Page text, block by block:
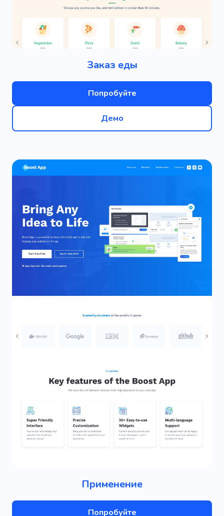
Заказ еды
Попробуйте
Демо
Применение
Попробуйте